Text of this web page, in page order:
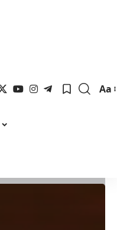
Aa